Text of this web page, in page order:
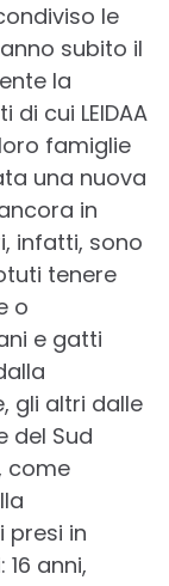
le
subito il
la
cui LEIDAA
famiglie
una nuova
in
infatti, sono
tenere
o
e gatti
gli altri dalle
del Sud
come
presi in
anni,